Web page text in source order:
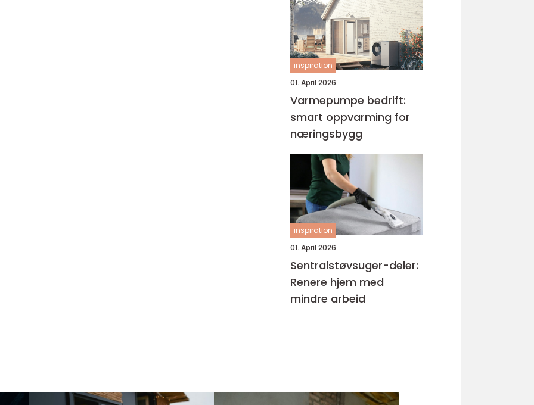
inspiration
01. April 2026
Varmepumpe bedrift:
smart oppvarming for
næringsbygg
inspiration
01. April 2026
Sentralstøvsuger-deler:
Renere hjem med
mindre arbeid